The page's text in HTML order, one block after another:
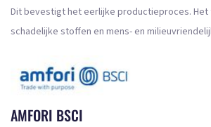
Dit bevestigt het eerlijke productieproces. Het
schadelijke stoffen en mens- en
AMFORI BSCI